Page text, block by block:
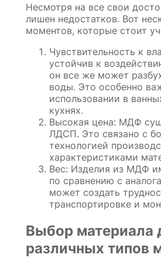
Несмотря на все свои
лишен недостатков. Вот
моментов, которые стоит
Чувствительность к
устойчив к
он все же может
воды. Это особенно
использовании в
кухнях.
Высокая цена: МДФ
ЛДСП. Это связано с
технологией
характеристиками
Вес: Изделия из МДФ
по сравнению с
может создать
транспортировке и
Выбор материала
различных типов